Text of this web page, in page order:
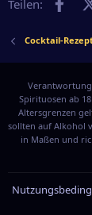
Teilen:
Cocktail-
Spirituosen ab
Altersgrenzen
sollten auf Alkohol
in Maßen und